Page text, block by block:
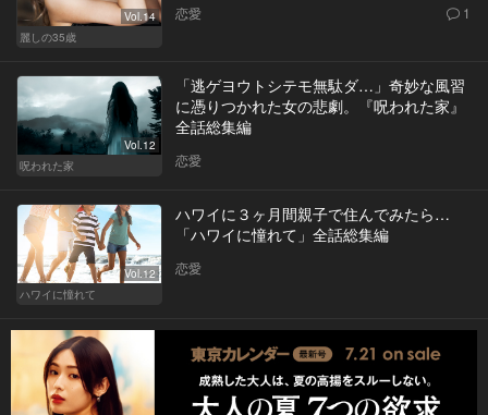
Vol.14
麗しの35歳
恋愛 1
Vol.12
呪われた家
「逃ゲヨウトシテモ無駄ダ…」奇妙な風習
に憑りつかれた女の悲劇。『呪われた家』
全話総集編
恋愛
Vol.12
ハワイに憧れて
ハワイに３ヶ月間親子で住んでみたら…
「ハワイに憧れて」全話総集編
恋愛